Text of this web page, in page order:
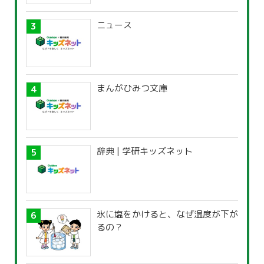
ニュース
まんがひみつ文庫
辞典 | 学研キッズネット
氷に塩をかけると、なぜ温度が下が
るの？